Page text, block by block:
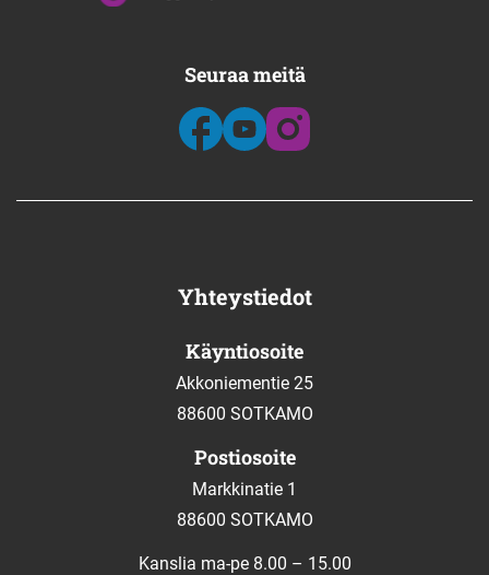
Seuraa meitä
Yhteystiedot
Käyntiosoite
Akkoniementie 25
88600 SOTKAMO
Postiosoite
Markkinatie 1
88600 SOTKAMO
Kanslia ma-pe 8.00 – 15.00